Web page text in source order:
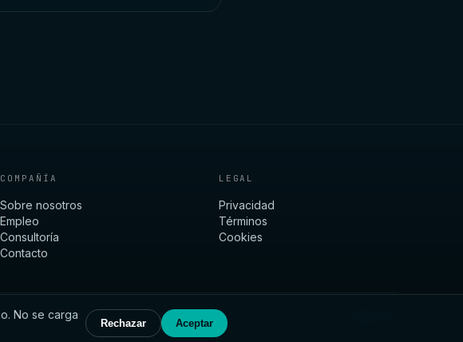
COMPAÑÍA
Sobre nosotros
Empleo
Consultoría
Contacto
LEGAL
Privacidad
Términos
Cookies
No se carga
Rechazar Aceptar